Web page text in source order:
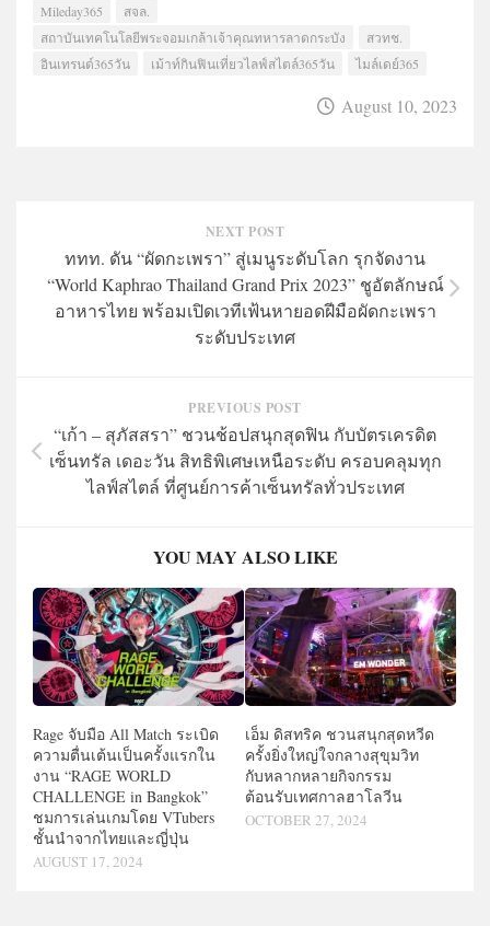
Mileday365
สจล.
สถาบันเทคโนโลยีพระจอมเกล้าเจ้าคุณทหารลาดกระบัง
สวทช.
อินเทรนด์365วัน
เม้าท์กินฟินเที่ยวไลฟ์สไตล์365วัน ไมล์เดย์365
August 10, 2023
NEXT POST
ททท. ดัน “ผัดกะเพรา” สู่เมนูระดับโลก รุกจัดงาน
“World Kaphrao Thailand Grand Prix 2023” ชูอัตลักษณ์
อาหารไทย พร้อมเปิดเวทีเฟ้นหายอดฝีมือผัดกะเพรา
ระดับประเทศ
PREVIOUS POST
“เก้า – สุภัสสรา” ชวนช้อปสนุกสุดฟิน กับบัตรเครดิต
เซ็นทรัล เดอะวัน สิทธิพิเศษเหนือระดับ ครอบคลุมทุก
ไลฟ์สไตล์ ที่ศูนย์การค้าเซ็นทรัลทั่วประเทศ
YOU MAY ALSO LIKE
Rage จับมือ All Match ระเบิด
ความตื่นเต้นเป็นครั้งแรกใน
งาน “RAGE WORLD
CHALLENGE in Bangkok”
ชมการเล่นเกมโดย VTubers
ชั้นนำจากไทยและญี่ปุ่น
AUGUST 17, 2024
เอ็ม ดิสทริค ชวนสนุกสุดหวีด
ครั้งยิ่งใหญ่ใจกลางสุขุมวิท
กับหลากหลายกิจกรรม
ต้อนรับเทศกาลฮาโลวีน
OCTOBER 27, 2024